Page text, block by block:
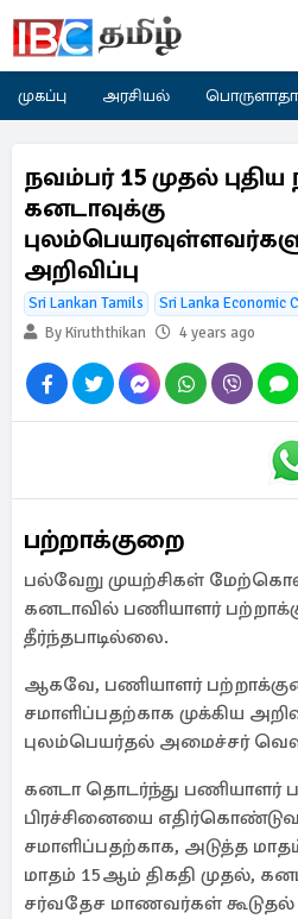
முகப்பு அரசியல்
நவம்பர் 15 முதல்
கனடாவுக்கு
அறிவிப்பு
Sri Lankan Tamils Sri Lanka Economic
By Kiruththikan
4 years ago
பற்றாக்குறை
பல்வேறு முயற்சிகள்
கனடாவில் பணியாளர்
தீர்ந்தபாடில்லை.
ஆகவே, பணியாளர்
சமாளிப்பதற்காக முக்கிய
புலம்பெயர்தல் அமைச்சர்
கனடா தொடர்ந்து பணியாளர்
பிரச்சினையை
சமாளிப்பதற்காக, அடுத்த
மாதம் 15ஆம் திகதி முதல்,
சர்வதேச மாணவர்கள்